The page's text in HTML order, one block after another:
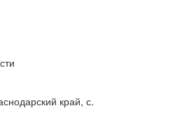
край, с.